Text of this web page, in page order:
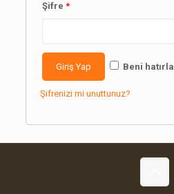
Şifre *
Beni hatırla
Şifrenizi mi unuttunuz?